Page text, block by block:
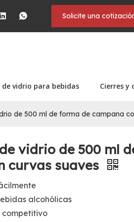
Solicite una
vidrio para bebidas Cierres y
de 500 ml de forma de campana
vidrio de 500 ml
curvas suaves
alcohólicas
competitivo